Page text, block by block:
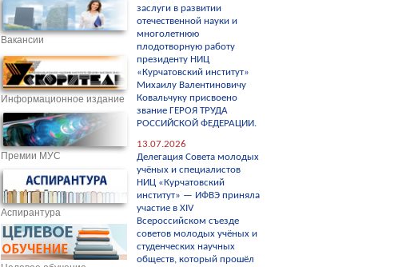
Вакансии
Информационное издание
Премии МУС
Аспирантура
заслуги в развитии
отечественной науки и
многолетнюю
плодотворную работу
президенту НИЦ
«Курчатовский институт»
Михаилу Валентиновичу
Ковальчуку присвоено
звание ГЕРОЯ ТРУДА
РОССИЙСКОЙ ФЕДЕРАЦИИ.
13.07.2026
Делегация Совета молодых
учёных и специалистов
НИЦ «Курчатовский
институт» — ИФВЭ приняла
участие в XIV
Всероссийском съезде
советов молодых учёных и
студенческих научных
обществ, который прошёл